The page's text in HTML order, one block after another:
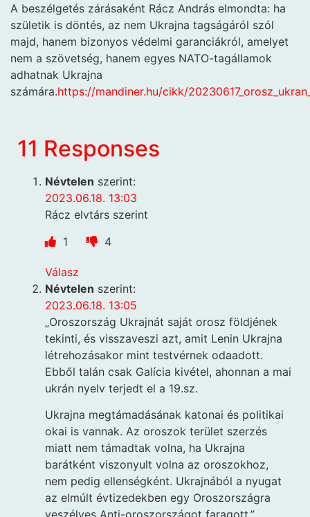
A beszélgetés zárásaként Rácz András elmondta: ha
születik is döntés, az nem Ukrajna tagságáról szól
majd, hanem bizonyos védelmi garanciákról, amelyet
nem a szövetség, hanem egyes NATO-tagállamok
adhatnak Ukrajna
számára.https://mandiner.hu/cikk/
11 Responses
Névtelen szerint:
2023.06.18. 13:03
Rácz elvtárs szerint
1
4
Válasz
Névtelen szerint:
2023.06.18. 13:05
„Oroszország Ukrajnát saját orosz földjének
tekinti, és visszaveszi azt, amit Lenin Ukrajna
létrehozásakor mint testvérnek odaadott.
Ebből talán csak Galícia kivétel, ahonnan a mai
ukrán nyelv terjedt el a 19.sz.
Ukrajna megtámadásának katonai és politikai
okai is vannak. Az oroszok terület szerzés
miatt nem támadtak volna, ha Ukrajna
barátként viszonyult volna az oroszokhoz,
nem pedig ellenségként. Ukrajnából a nyugat
az elmúlt évtizedekben egy Oroszországra